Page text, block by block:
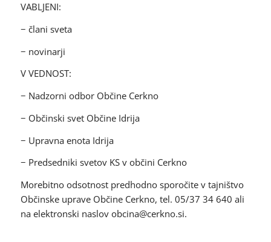
VABLJENI:
− člani sveta
− novinarji
V VEDNOST:
− Nadzorni odbor Občine Cerkno
− Občinski svet Občine Idrija
− Upravna enota Idrija
− Predsedniki svetov KS v občini Cerkno
Morebitno odsotnost predhodno sporočite v tajništvo
Občinske uprave Občine Cerkno, tel. 05/37 34 640 ali
na elektronski naslov obcina@cerkno.si.